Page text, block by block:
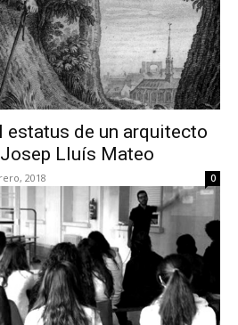
estatus de un arquitecto
Lluís Mateo
2018 0